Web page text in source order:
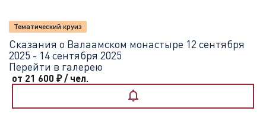
Тематический круиз
Сказания о Валаамском монастыре 12 сентября
2025 - 14 сентября 2025
Перейти в галерею
от 21 600 ₽/ чел.